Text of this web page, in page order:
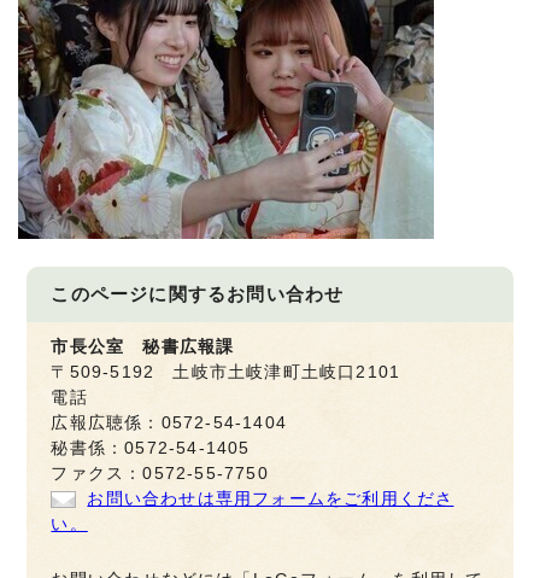
このページに関するお問い合わせ
市長公室 秘書広報課
〒509-5192 土岐市土岐津町土岐口2101
電話
広報広聴係：0572-54-1404
秘書係：0572-54-1405
ファクス：0572-55-7750
お問い合わせは専用フォームをご利用くださ
い。